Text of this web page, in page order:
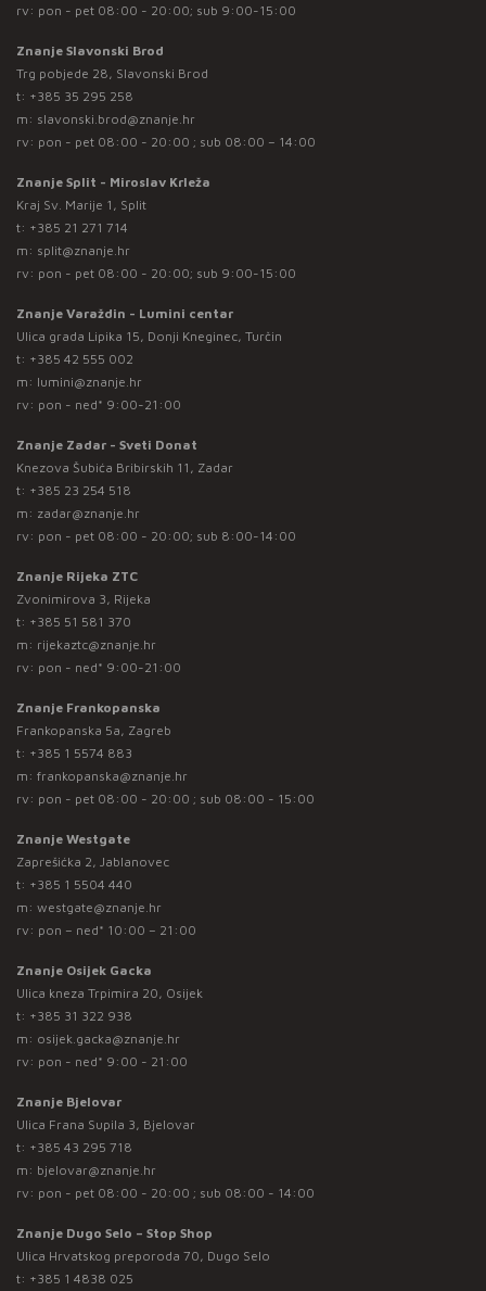
rv: pon - pet 08:00 - 20:00; sub 9:00-15:00
Znanje Slavonski Brod
Trg pobjede 28, Slavonski Brod
t: +385 35 295 258
m: slavonski.brod@znanje.hr
rv: pon - pet 08:00 - 20:00 ; sub 08:00 – 14:00
Znanje Split - Miroslav Krleža
Kraj Sv. Marije 1, Split
t: +385 21 271 714
m: split@znanje.hr
rv: pon - pet 08:00 - 20:00; sub 9:00-15:00
Znanje Varaždin - Lumini centar
Ulica grada Lipika 15, Donji Kneginec, Turčin
t: +385 42 555 002
m: lumini@znanje.hr
rv: pon - ned* 9:00-21:00
Znanje Zadar - Sveti Donat
Knezova Šubića Bribirskih 11, Zadar
t: +385 23 254 518
m: zadar@znanje.hr
rv: pon - pet 08:00 - 20:00; sub 8:00-14:00
Znanje Rijeka ZTC
Zvonimirova 3, Rijeka
t: +385 51 581 370
m: rijekaztc@znanje.hr
rv: pon - ned* 9:00-21:00
Znanje Frankopanska
Frankopanska 5a, Zagreb
t: +385 1 5574 883
m: frankopanska@znanje.hr
rv: pon - pet 08:00 - 20:00 ; sub 08:00 - 15:00
Znanje Westgate
Zaprešićka 2, Jablanovec
t: +385 1 5504 440
m: westgate@znanje.hr
rv: pon – ned* 10:00 – 21:00
Znanje Osijek Gacka
Ulica kneza Trpimira 20, Osijek
t: +385 31 322 938
m: osijek.gacka@znanje.hr
rv: pon - ned* 9:00 - 21:00
Znanje Bjelovar
Ulica Frana Supila 3, Bjelovar
t: +385 43 295 718
m: bjelovar@znanje.hr
rv: pon - pet 08:00 - 20:00 ; sub 08:00 - 14:00
Znanje Dugo Selo – Stop Shop
Ulica Hrvatskog preporoda 70, Dugo Selo
t: +385 1 4838 025